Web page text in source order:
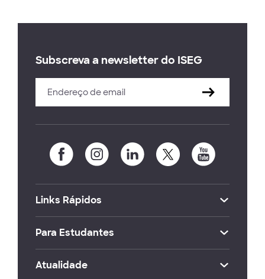
Subscreva a newsletter do ISEG
Links Rápidos
Para Estudantes
Atualidade